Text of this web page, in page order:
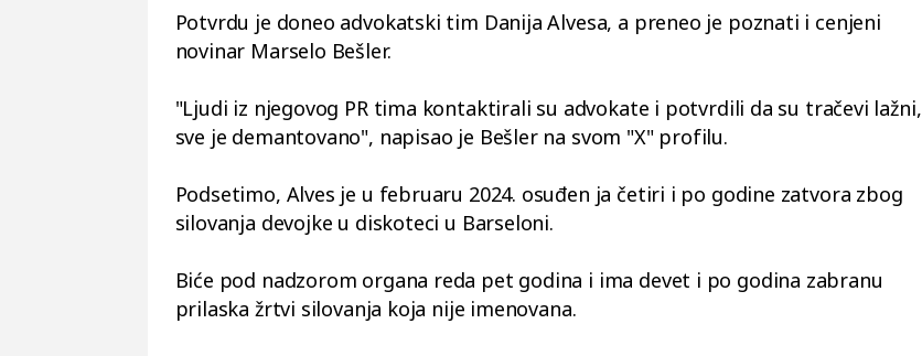
Potvrdu je doneo advokatski tim Danija Alvesa, a preneo je poznati i cenjeni
novinar Marselo Bešler.
"Ljudi iz njegovog PR tima kontaktirali su advokate i potvrdili da su tračevi lažni,
sve je demantovano", napisao je Bešler na svom "X" profilu.
Podsetimo, Alves je u februaru 2024. osuđen ja četiri i po godine zatvora zbog
silovanja devojke u diskoteci u Barseloni.
Biće pod nadzorom organa reda pet godina i ima devet i po godina zabranu
prilaska žrtvi silovanja koja nije imenovana.